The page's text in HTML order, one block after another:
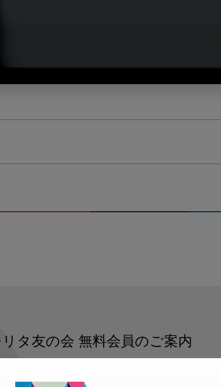
リタ友の会 無料会員のご案内
ンタルライフデザインをもっと便利にご利用い